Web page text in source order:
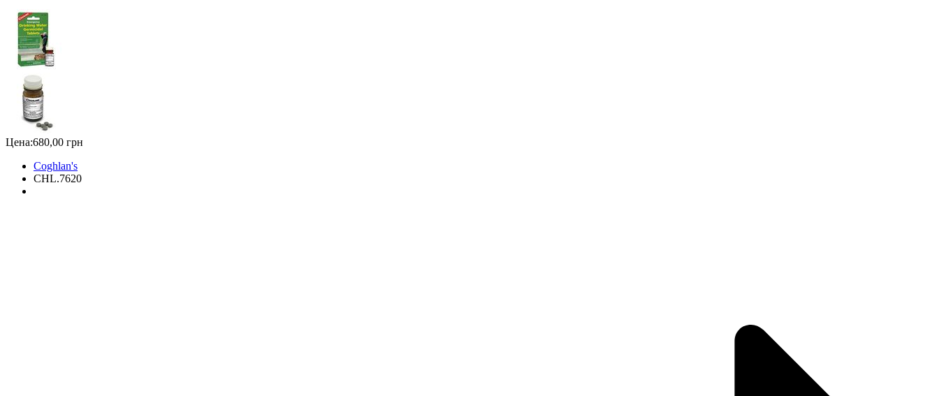
Цена:680,00 грн
Coghlan's
CHL.7620